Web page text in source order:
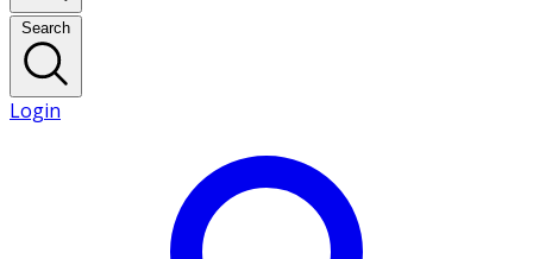
Search
Login